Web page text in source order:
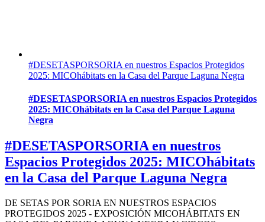
#DESETASPORSORIA en nuestros Espacios Protegidos
2025: MICOhábitats en la Casa del Parque Laguna Negra
#DESETASPORSORIA en nuestros Espacios Protegidos
2025: MICOhábitats en la Casa del Parque Laguna
Negra
#DESETASPORSORIA en nuestros
Espacios Protegidos 2025: MICOhábitats
en la Casa del Parque Laguna Negra
DE SETAS POR SORIA EN NUESTROS ESPACIOS
PROTEGIDOS 2025 - EXPOSICIÓN MICOHÁBITATS EN